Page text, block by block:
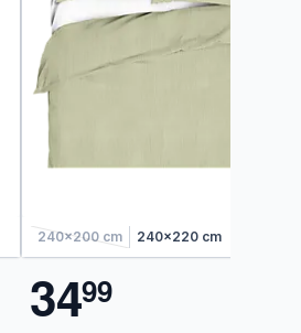
240x200 cm 240x220 cm
3499